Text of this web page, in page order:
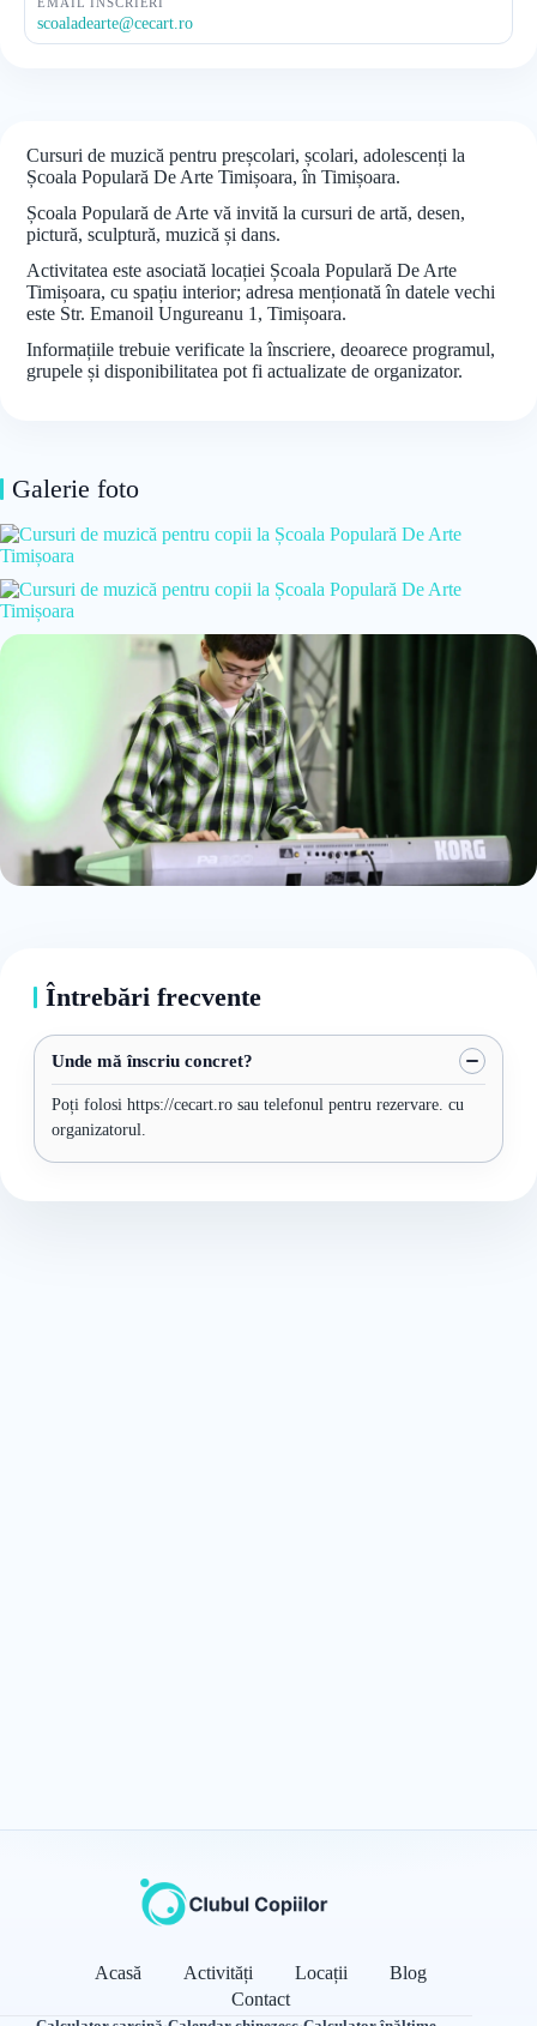
scoaladearte@cecart.ro
Cursuri de muzică pentru preșcolari, școlari, adolescenți la
Școala Populară De Arte Timișoara, în Timișoara.
Școala Populară de Arte vă invită la cursuri de artă, desen,
pictură, sculptură, muzică și dans.
Activitatea este asociată locației Școala Populară De Arte
Timișoara, cu spațiu interior; adresa menționată în datele vechi
este Str. Emanoil Ungureanu 1, Timișoara.
Informațiile trebuie verificate la înscriere, deoarece programul,
grupele și disponibilitatea pot fi actualizate de organizator.
Galerie foto
Întrebări frecvente
Unde mă înscriu concret?
Poți folosi https://cecart.ro sau telefonul pentru rezervare. cu
organizatorul.
Acasă Activități Locații
Blog
Contact